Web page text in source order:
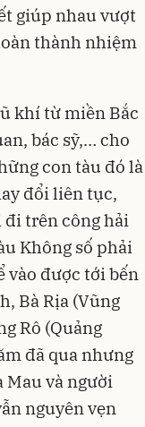
giúp nhau vượt
thành nhiệm
khí từ miền Bắc
bác sỹ,… cho
con tàu đó là
đổi liên tục,
đi trên công hải
Không số phải
vào được tới bến
Bà Rịa (Vũng
Rô (Quảng
đã qua nhưng
Mau và người
nguyên vẹn